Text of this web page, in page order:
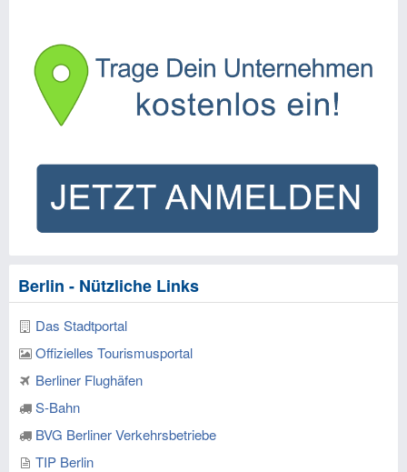
Berlin - Nützliche Links
Das Stadtportal
Offizielles Tourismusportal
Berliner Flughäfen
S-Bahn
BVG Berliner Verkehrsbetriebe
TIP Berlin